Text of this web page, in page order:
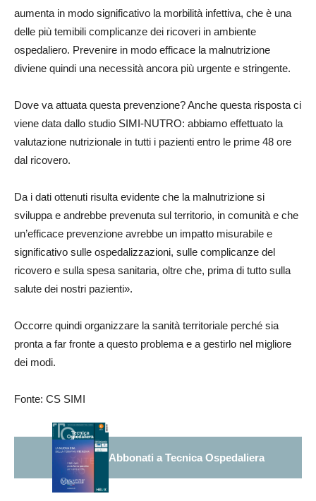
aumenta in modo significativo la morbilità infettiva, che è una
delle più temibili complicanze dei ricoveri in ambiente
ospedaliero. Prevenire in modo efficace la malnutrizione
diviene quindi una necessità ancora più urgente e stringente.
Dove va attuata questa prevenzione? Anche questa risposta ci
viene data dallo studio SIMI-NUTRO: abbiamo effettuato la
valutazione nutrizionale in tutti i pazienti entro le prime 48 ore
dal ricovero.
Da i dati ottenuti risulta evidente che la malnutrizione si
sviluppa e andrebbe prevenuta sul territorio, in comunità e che
un’efficace prevenzione avrebbe un impatto misurabile e
significativo sulle ospedalizzazioni, sulle complicanze del
ricovero e sulla spesa sanitaria, oltre che, prima di tutto sulla
salute dei nostri pazienti».
Occorre quindi organizzare la sanità territoriale perché sia
pronta a far fronte a questo problema e a gestirlo nel migliore
dei modi.
Fonte: CS SIMI
Abbonati a Tecnica Ospedaliera